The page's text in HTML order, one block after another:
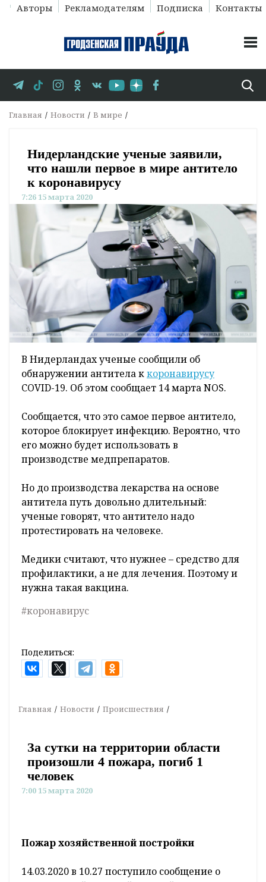
Авторы Рекламодателям Подписка Контакты
Главная Новости В мире
Нидерландские ученые заявили,
что нашли первое в мире антитело
к коронавирусу
7:26 15 марта 2020
В Нидерландах ученые сообщили об
обнаружении антитела ккоронавирусу
COVID-19. Об этом сообщает 14 марта NOS.
Сообщается, что это самое первое антитело,
которое блокирует инфекцию. Вероятно, что
его можно будет использовать в
производстве медпрепаратов.
Но до производства лекарства на основе
антитела путь довольно длительный:
ученые говорят, что антитело надо
протестировать на человеке.
Медики считают, что нужнее – средство для
профилактики, а не для лечения. Поэтому и
нужна такая вакцина.
#коронавирус
Поделиться:
Главная Новости Происшествия
За сутки на территории области
произошли 4 пожара, погиб 1
человек
7:00 15 марта 2020